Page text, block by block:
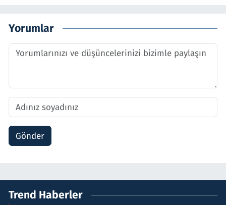
Yorumlar
Gönder
Trend Haberler